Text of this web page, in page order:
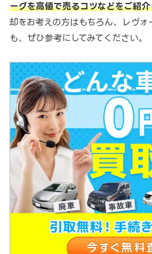
ーグを高値で売るコツなどをご紹
却をお考えの方はもちろん、レヴォ
も、ぜひ参考にしてみてください。